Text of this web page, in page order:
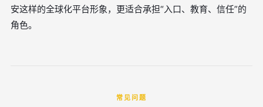
安这样的全球化平台形象，更适合承担“入口、教育、信任”的
角色。
常见问题